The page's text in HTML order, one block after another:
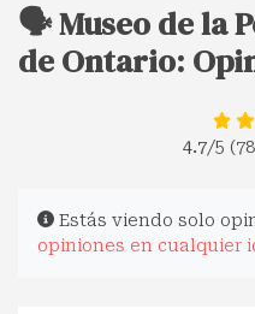
🗣️ Museo de la
de Ontario:
4.7/5
Estás viendo solo
opiniones en cualquier